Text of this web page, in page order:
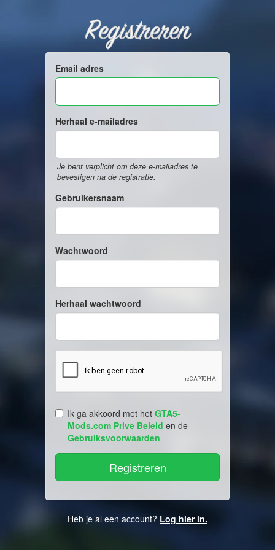
Registreren
Email adres
Herhaal e-mailadres
Je bent verplicht om deze e-mailadres te
bevestigen na de registratie.
Gebruikersnaam
Wachtwoord
Herhaal wachtwoord
Ik ga akkoord met het GTA5-
Mods.com Prive Beleid en de
Gebruiksvoorwaarden
Heb je al een account? Log hier in.